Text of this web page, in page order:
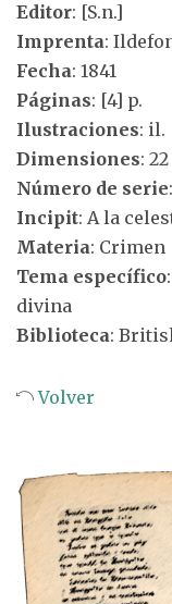
Editor: [S.n.]
Imprenta:
Fecha: 1841
Páginas: [4] p.
Ilustraciones: il.
Dimensiones:
Número de serie
Incipit: A la
Materia: Crimen
Tema específico
divina
Biblioteca:
Volver